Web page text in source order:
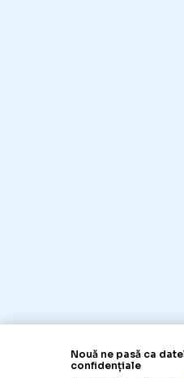
Nouă ne pasă ca
confidențiale